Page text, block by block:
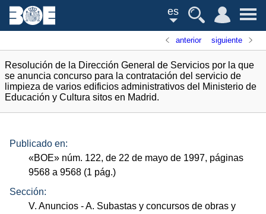
es
anterior siguiente
Resolución de la Dirección General de Servicios por la que
se anuncia concurso para la contratación del servicio de
limpieza de varios edificios administrativos del Ministerio de
Educación y Cultura sitos en Madrid.
Publicado en:
«BOE» núm. 122, de 22 de mayo de 1997, páginas
9568 a 9568 (1 pág.)
Sección:
V. Anuncios - A. Subastas y concursos de obras y